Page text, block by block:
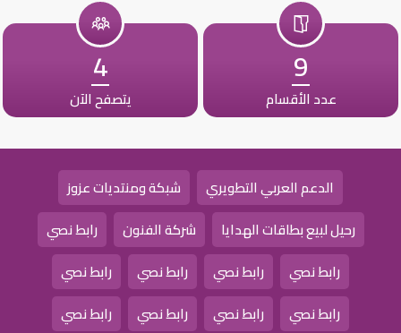
9
عدد الأقسام
4
يتصفح الآن
الدعم العربي التطويري
شبكة ومنتديات عزوز
رحيل لبيع بطاقات الهدايا
شركة الفنون
رابط نصي
رابط نصي
رابط نصي رابط نصي
رابط نصي
رابط نصي
رابط نصي رابط نصي رابط نصي